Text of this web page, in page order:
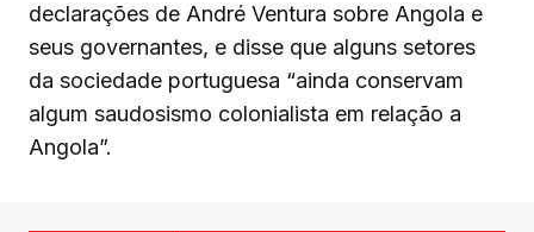
declarações de André Ventura sobre Angola e
seus governantes, e disse que alguns setores
da sociedade portuguesa “ainda conservam
algum saudosismo colonialista em relação a
Angola”.